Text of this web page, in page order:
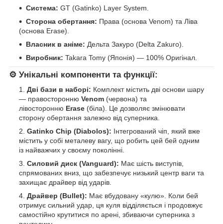
Система: GT (Gatinko) Layer System.
Сторона обертання: Права (основа Venom) та Ліва
(основа Erase).
Власник в аніме: Дельта Закуро (Delta Zakuro).
Виробник: Takara Tomy (Японія) — 100% Оригінал.
⚙️ Унікальні компоненти та функції:
Дві бази в наборі: Комплект містить дві основи шару
— правосторонню Venom (червона) та
лівосторонню Erase (біла). Це дозволяє змінювати
сторону обертання залежно від суперника.
Gatinko Chip (Diabolos): Інтегрований чіп, який вже
містить у собі металеву вагу, що робить цей бей одним
із найважчих у своєму поколінні.
Силовий диск (Vanguard): Має шість виступів,
спрямованих вниз, що забезпечує низький центр ваги та
захищає драйвер від ударів.
Драйвер (Bullet): Має вбудовану «кулю». Коли бей
отримує сильний удар, ця куля відділяється і продовжує
самостійно крутитися по арені, збиваючи суперника з